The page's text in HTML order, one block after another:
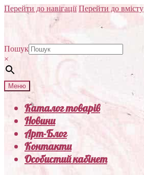
Перейти до навігації Перейти до вмісту
Пошук
×
Меню
Каталог товарів
Новини
Арт-Блог
Контакти
Особистий кабінет